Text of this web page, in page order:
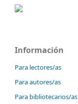
Información
Para lectores/as
Para autores/as
Para bibliotecarios/as